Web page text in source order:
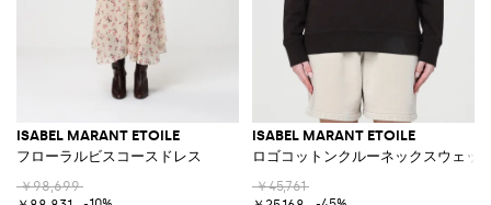
ISABEL MARANT ETOILE
フローラルビスコースドレス
￥98,699
ISABEL MARANT ETOILE
ロゴコットンクルーネックスウェッ
￥45,761